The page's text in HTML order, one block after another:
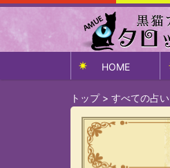
HOME
トップ> すべての占い